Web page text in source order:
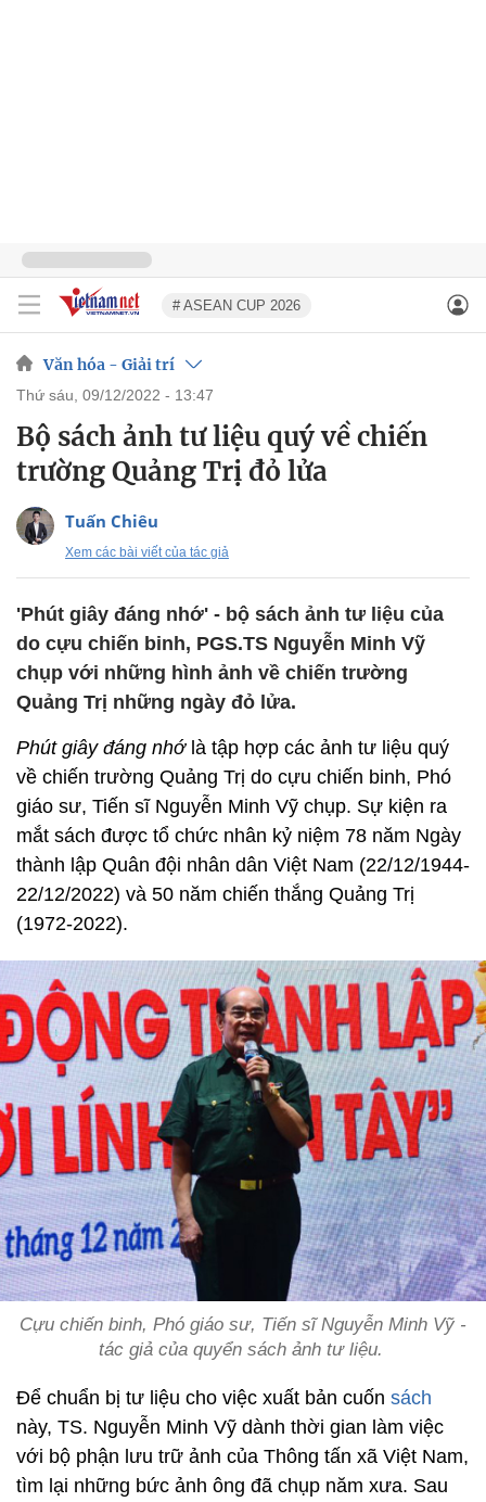
# ASEAN CUP 2026
Văn hóa - Giải trí
thứ sáu, 09/12/2022 - 13:47
Bộ sách ảnh tư liệu quý về chiến
trường Quảng Trị đỏ lửa
Tuấn Chiêu
Xem các bài viết của tác giả
'Phút giây đáng nhớ' - bộ sách ảnh tư liệu của
do cựu chiến binh, PGS.TS Nguyễn Minh Vỹ
chụp với những hình ảnh về chiến trường
Quảng Trị những ngày đỏ lửa.
Phút giây đáng nhớ là tập hợp các ảnh tư liệu quý
về chiến trường Quảng Trị do cựu chiến binh, Phó
giáo sư, Tiến sĩ Nguyễn Minh Vỹ chụp. Sự kiện ra
mắt sách được tổ chức nhân kỷ niệm 78 năm Ngày
thành lập Quân đội nhân dân Việt Nam (22/12/1944-
22/12/2022) và 50 năm chiến thắng Quảng Trị
(1972-2022).
Cựu chiến binh, Phó giáo sư, Tiến sĩ Nguyễn Minh Vỹ -
tác giả của quyển sách ảnh tư liệu.
Để chuẩn bị tư liệu cho việc xuất bản cuốn sách
này, TS. Nguyễn Minh Vỹ dành thời gian làm việc
với bộ phận lưu trữ ảnh của Thông tấn xã Việt Nam,
tìm lại những bức ảnh ông đã chụp năm xưa. Sau